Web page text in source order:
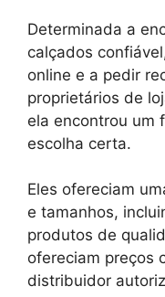
Determinada a
calçados
online e a pedir
proprietários de
ela encontrou um
escolha certa.
Eles ofereciam
e tamanhos,
produtos de
ofereciam preços
distribuidor